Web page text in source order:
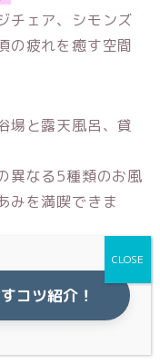
チェア、シモンズ
の疲れを癒す空間
場と露天風呂、貸
異なる5種類のお風
みを満喫できま
四季折々の旬の素
しむことができ
コツ紹介！